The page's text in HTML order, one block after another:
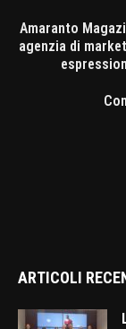
Amaranto
agenzia di
ARTICOLI